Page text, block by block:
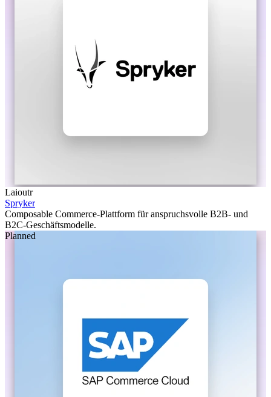
Laioutr
Spryker
Composable Commerce-Plattform für anspruchsvolle B2B- und
B2C-Geschäftsmodelle.
Planned